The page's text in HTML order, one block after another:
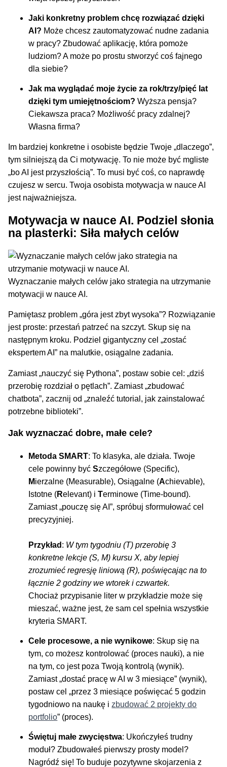
Jaki konkretny problem chcę rozwiązać dzięki
AI? Może chcesz zautomatyzować nudne zadania
w pracy? Zbudować aplikację, która pomoże
ludziom? A może po prostu stworzyć coś fajnego
dla siebie?
Jak ma wyglądać moje życie za rok/trzy/pięć lat
dzięki tym umiejętnościom? Wyższa pensja?
Ciekawsza praca? Możliwość pracy zdalnej?
Własna firma?
Im bardziej konkretne i osobiste będzie Twoje „dlaczego”,
tym silniejszą da Ci motywację. To nie może być mgliste
„bo AI jest przyszłością”. To musi być coś, co naprawdę
czujesz w sercu. Twoja osobista motywacja w nauce AI
jest najważniejsza.
Motywacja w nauce AI. Podziel słonia
na plasterki: Siła małych celów
Wyznaczanie małych celów jako strategia na utrzymanie
motywacji w nauce AI.
Pamiętasz problem „góra jest zbyt wysoka”? Rozwiązanie
jest proste: przestań patrzeć na szczyt. Skup się na
następnym kroku. Podziel gigantyczny cel „zostać
ekspertem AI” na malutkie, osiągalne zadania.
Zamiast „nauczyć się Pythona”, postaw sobie cel: „dziś
przerobię rozdział o pętlach”. Zamiast „zbudować
chatbota”, zacznij od „znaleźć tutorial, jak zainstalować
potrzebne biblioteki”.
Jak wyznaczać dobre, małe cele?
Metoda SMART: To klasyka, ale działa. Twoje
cele powinny byćSzczegółowe (Specific),
Mierzalne (Measurable), Osiągalne (Achievable),
Istotne (Relevant) iTerminowe (Time-bound).
Zamiast „pouczę się AI”, spróbuj sformułować cel
precyzyjniej.
Przykład : W tym tygodniu (T) przerobię 3
konkretne lekcje (S, M) kursu X, aby lepiej
zrozumieć regresję liniową (R), poświęcając na to
łącznie 2 godziny we wtorek i czwartek.
Chociaż przypisanie liter w przykładzie może się
mieszać, ważne jest, że sam cel spełnia wszystkie
kryteria SMART.
Cele procesowe, a nie wynikowe: Skup się na
tym, co możesz kontrolować (proces nauki), a nie
na tym, co jest poza Twoją kontrolą (wynik).
Zamiast „dostać pracę w AI w 3 miesiące” (wynik),
postaw cel „przez 3 miesiące poświęcać 5 godzin
tygodniowo na naukę i zbudować 2 projekty do
portfolio” (proces).
Świętuj małe zwycięstwa: Ukończyłeś trudny
moduł? Zbudowałeś pierwszy prosty model?
Nagródź się! To buduje pozytywne skojarzenia z